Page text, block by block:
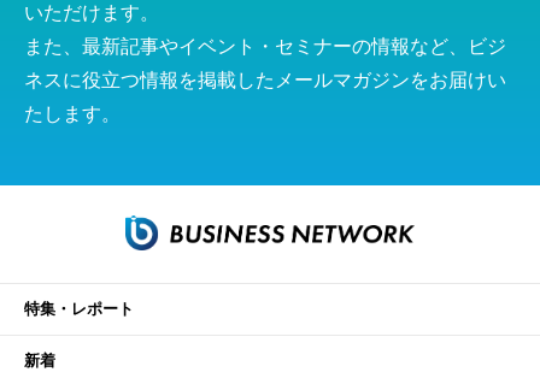
いただけます。
また、最新記事やイベント・セミナーの情報など、ビジ
ネスに役立つ情報を掲載したメールマガジンをお届けい
たします。
特集・レポート
新着